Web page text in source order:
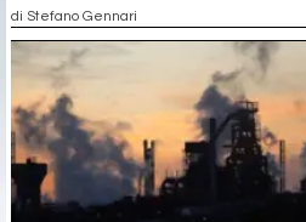
di Stefano Gennari